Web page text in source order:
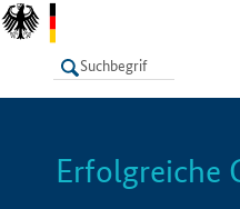
LISTE
Erfolgreiche